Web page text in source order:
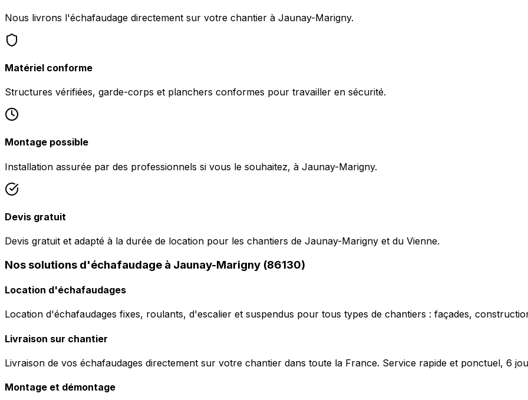
Nous livrons l'échafaudage directement sur votre chantier à Jaunay-Marigny.
Matériel conforme
Structures vérifiées, garde-corps et planchers conformes pour travailler en sécurité.
Montage possible
Installation assurée par des professionnels si vous le souhaitez, à Jaunay-Marigny.
Devis gratuit
Devis gratuit et adapté à la durée de location pour les chantiers de Jaunay-Marigny et du Vienne.
Nos solutions d'échafaudage à Jaunay-Marigny (86130)
Location d'échafaudages
Location d'échafaudages fixes, roulants, d'escalier et suspendus pour tous types de chantiers : façades,
Livraison sur chantier
Livraison de vos échafaudages directement sur votre chantier dans toute la France. Service rapide et ponctuel, 6
Montage et démontage